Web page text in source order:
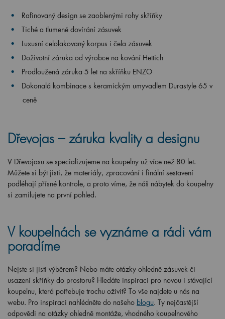
Rafinovaný design se zaoblenými rohy skříňky
Tiché a tlumené dovírání zásuvek
Luxusní celolakovaný korpus i čela zásuvek
Doživotní záruka od výrobce na kování Hettich
Prodloužená záruka 5 let na skříňku ENZO
Dokonalá kombinace s keramickým umyvadlem Durastyle 65 v
ceně
Dřevojas – záruka kvality a designu
V Dřevojasu se specializujeme na koupelny už více než 80 let.
Můžete si být jisti, že materiály, zpracování i finální sestavení
podléhají přísné kontrole, a proto víme, že náš nábytek do koupelny
si zamilujete na první pohled.
V koupelnách se vyznáme a rádi vám
poradíme
Nejste si jisti výběrem? Nebo máte otázky ohledně zásuvek či
usazení skříňky do prostoru? Hledáte inspiraci pro novou i stávající
koupelnu, která potřebuje trochu oživit? To vše najdete u nás na
webu. Pro inspiraci nahlédněte do našeho blogu. Ty nejčastější
odpovědi na otázky ohledně montáže, vhodného koupelnového